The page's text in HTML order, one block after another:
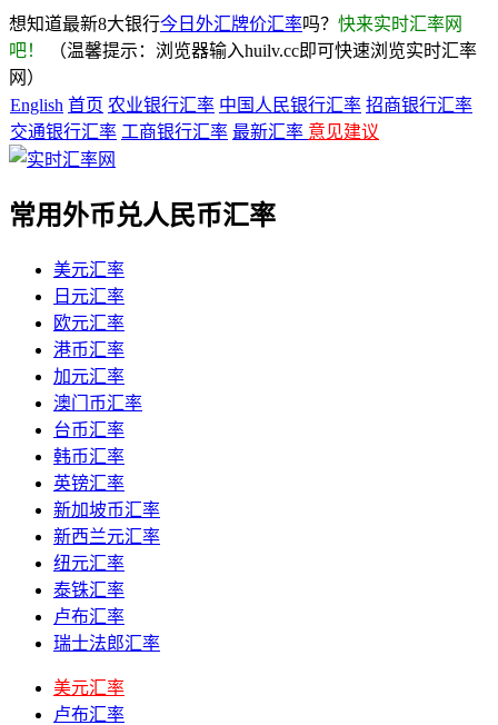
想知道最新8大银行今日外汇牌价汇率吗？ 快来实时汇率网
吧！
（温馨提示：浏览器输入huilv.cc即可快速浏览实时汇率
网）
English 首页 农业银行汇率 中国人民银行汇率 招商银行汇率
交通银行汇率 工商银行汇率 最新汇率 意见建议
常用外币兑人民币汇率
美元汇率
日元汇率
欧元汇率
港币汇率
加元汇率
澳门币汇率
台币汇率
韩币汇率
英镑汇率
新加坡币汇率
新西兰元汇率
纽元汇率
泰铢汇率
卢布汇率
瑞士法郎汇率
美元汇率
卢布汇率